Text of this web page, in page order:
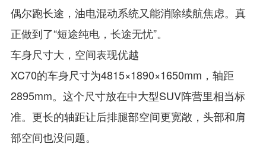
偶尔跑长途，油电混动系统又能消除续航焦虑。真
正做到了“短途纯电，长途无忧”。
车身尺寸大，空间表现优越
XC70的车身尺寸为4815×1890×1650mm，轴距
2895mm。这个尺寸放在中大型SUV阵营里相当标
准。更长的轴距让后排腿部空间更宽敞，头部和肩
部空间也没问题。